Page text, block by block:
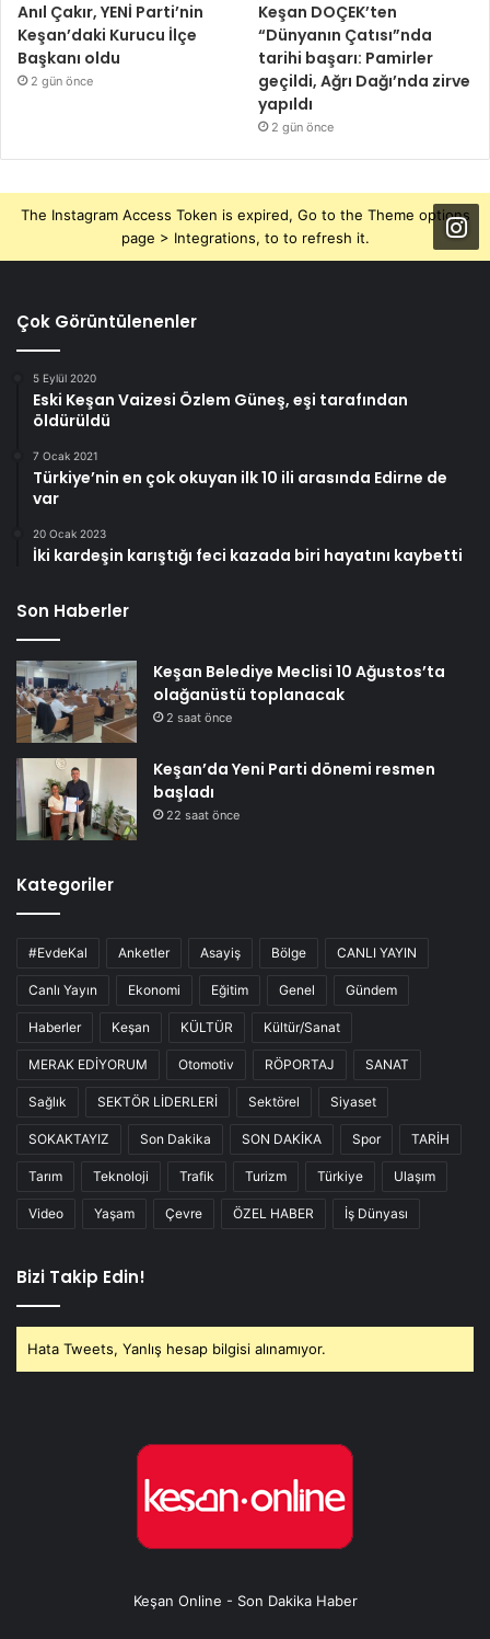
Anıl Çakır, YENİ Parti’nin
Keşan’daki Kurucu İlçe
Başkanı oldu
2 gün önce
Keşan DOÇEK’ten
“Dünyanın Çatısı”nda
tarihi başarı: Pamirler
geçildi, Ağrı Dağı’nda zirve
yapıldı
2 gün önce
The Instagram Access Token is expired, Go to the Theme options
page > Integrations, to to refresh it.
Çok Görüntülenenler
5 Eylül 2020
Eski Keşan Vaizesi Özlem Güneş, eşi tarafından
öldürüldü
7 Ocak 2021
Türkiye’nin en çok okuyan ilk 10 ili arasında Edirne de
var
20 Ocak 2023
İki kardeşin karıştığı feci kazada biri hayatını kaybetti
Son Haberler
Keşan Belediye Meclisi 10 Ağustos’ta
olağanüstü toplanacak
2 saat önce
Keşan’da Yeni Parti dönemi resmen
başladı
22 saat önce
Kategoriler
#EvdeKal Anketler Asayiş Bölge CANLI YAYIN
Canlı Yayın Ekonomi Eğitim Genel Gündem
Haberler Keşan KÜLTÜR Kültür/Sanat
MERAK EDİYORUM Otomotiv RÖPORTAJ SANAT
Sağlık SEKTÖR LİDERLERİ Sektörel Siyaset
SOKAKTAYIZ Son Dakika SON DAKİKA Spor TARİH
Tarım Teknoloji Trafik Turizm Türkiye Ulaşım
Video Yaşam Çevre ÖZEL HABER İş Dünyası
Bizi Takip Edin!
Hata Tweets, Yanlış hesap bilgisi alınamıyor.
Keşan Online - Son Dakika Haber